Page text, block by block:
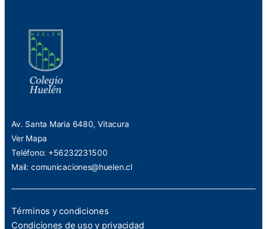
Av. Santa Maria 6480, Vitacura
Ver Mapa
Teléfono: +56232231500
Mail:comunicaciones@huelen.cl
Términos y condiciones
Condiciones de uso y privacidad